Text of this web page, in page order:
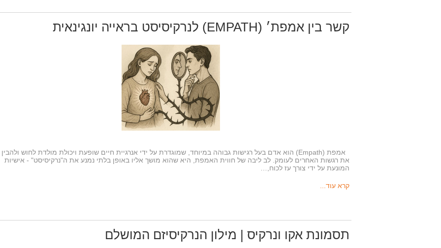
קשר בין אמפת׳ (EMPATH) לנרקיסיסט בראייה יונגינאית
אמפת (Empath) הוא אדם בעל רגישות גבוהה במיוחד, שמוגדרת על ידי אנרגיית חיים שופעת ויכולת מולדת לחוש ולהבין
את רגשות האחרים לעומק. לב ליבה של חווית האמפת, היא שהוא מושך אליו באופן בלתי נמנע את ה"נרקיסיסט" - אישיות
המונעת על ידי צורך עז לכוח,…
קרא עוד...
תסמונת אקו ונרקיס | מילון הנרקיסיזם המושלם